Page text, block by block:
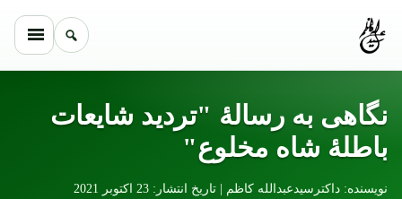
نگاهی به رسالۀ "تردید شایعات
باطلۀ شاه مخلوع"
نویسنده: داکترسیدعبدالله کاظم | تاریخ انتشار: 23 اکتوبر 2021